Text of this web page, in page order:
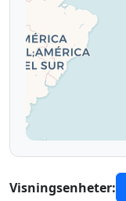
Visningsenheter: